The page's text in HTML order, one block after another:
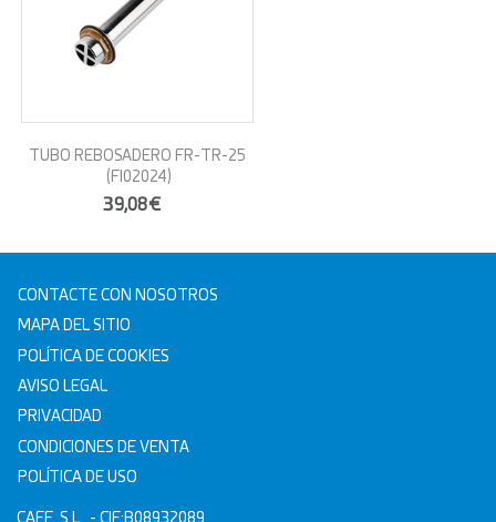
TUBO REBOSADERO FR-TR-25
(FI02024)
39,08€
CONTACTE CON NOSOTROS
MAPA DEL SITIO
POLÍTICA DE COOKIES
AVISO LEGAL
PRIVACIDAD
CONDICIONES DE VENTA
POLÍTICA DE USO
CAFF, S.L. - CIF:B08932089